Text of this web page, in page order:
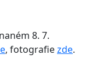
8. 7.
, fotografiezde.